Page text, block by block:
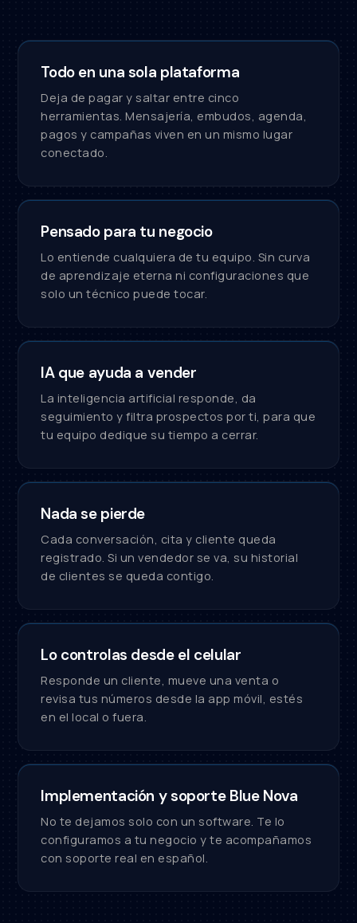
Todo en una sola plataforma
Deja de pagar y saltar entre cinco
herramientas. Mensajería, embudos, agenda,
pagos y campañas viven en un mismo lugar
conectado.
Pensado para tu negocio
Lo entiende cualquiera de tu equipo. Sin curva
de aprendizaje eterna ni configuraciones que
solo un técnico puede tocar.
IA que ayuda a vender
La inteligencia artificial responde, da
seguimiento y filtra prospectos por ti, para que
tu equipo dedique su tiempo a cerrar.
Nada se pierde
Cada conversación, cita y cliente queda
registrado. Si un vendedor se va, su historial
de clientes se queda contigo.
Lo controlas desde el celular
Responde un cliente, mueve una venta o
revisa tus números desde la app móvil, estés
en el local o fuera.
Implementación y soporte Blue Nova
No te dejamos solo con un software. Te lo
configuramos a tu negocio y te acompañamos
con soporte real en español.